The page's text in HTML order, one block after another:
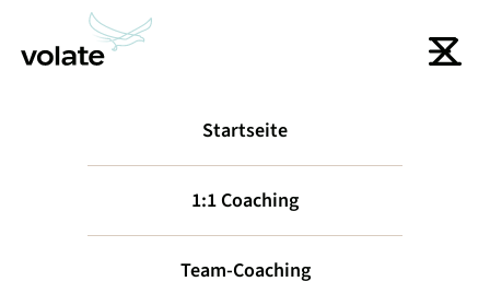
Startseite
1:1 Coaching
Team-Coaching